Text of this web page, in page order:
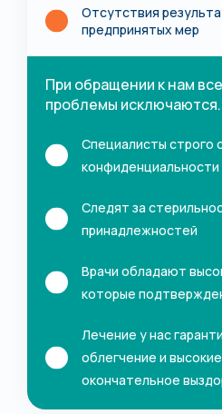
Отсутствия
предпринятых мер
При обращении к нам
проблемы исключаются.
Специалисты строго
конфиденциальности
Следят за
принадлежностей
Врачи обладают
которые
Лечение у нас
облегчение и
окончательное